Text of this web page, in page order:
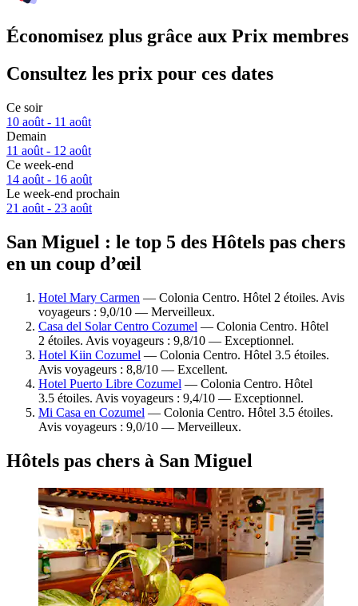
Économisez plus grâce aux Prix membres
Consultez les prix pour ces dates
Ce soir
10 août - 11 août
Demain
11 août - 12 août
Ce week-end
14 août - 16 août
Le week-end prochain
21 août - 23 août
San Miguel : le top 5 des Hôtels pas chers
en un coup d’œil
Hotel Mary Carmen — Colonia Centro. Hôtel 2 étoiles. Avis
voyageurs : 9,0/10 — Merveilleux.
Casa del Solar Centro Cozumel — Colonia Centro. Hôtel
2 étoiles. Avis voyageurs : 9,8/10 — Exceptionnel.
Hotel Kiin Cozumel — Colonia Centro. Hôtel 3.5 étoiles.
Avis voyageurs : 8,8/10 — Excellent.
Hotel Puerto Libre Cozumel — Colonia Centro. Hôtel
3.5 étoiles. Avis voyageurs : 9,4/10 — Exceptionnel.
Mi Casa en Cozumel — Colonia Centro. Hôtel 3.5 étoiles.
Avis voyageurs : 9,0/10 — Merveilleux.
Hôtels pas chers à San Miguel